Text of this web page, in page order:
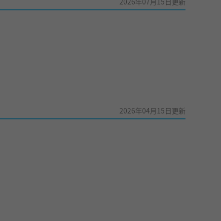
2026年04月15日更新